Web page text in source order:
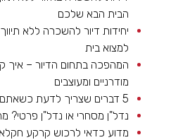
הבית הבא שלכם
יחידות דיור להשכרה ללא
למצוא בית
המהפכה בתחום הדיור – איך
מודרניים ומעוצבים
5 דברים שצריך לדעת כשאתם הולכים לשכור דירה בירושלים
נדל"ן מסחרי או נדל"ן פרטי?
מדוע כדאי לרכוש קרקע